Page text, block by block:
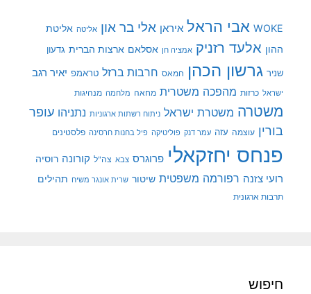
WOKE אבי הראל איראן אלי בר און אליטה אליטת
ההון אלעד רזניק אמציה חן אסלאם ארצות הברית גדעון
שניר גרשון הכהן חמאס חרבות ברזל טראמפ יאיר רגב
ישראל כרזות מהפכה משטרית מחאה מלחמה מנהיגות
משטרה משטרת ישראל ניתוח רשתות ארגוניות נתניהו עופר
בורין עוצמה עזה עמר דנק פוליטיקה פיל בחנות חרסינה פלסטינים
פנחס יחזקאלי פרוגרס צבא צה"ל קורונה רוסיה
רועי צזנה רפורמה משפטית שיטור שרית אונגר משיח תהילים
תרבות ארגונית
חיפוש